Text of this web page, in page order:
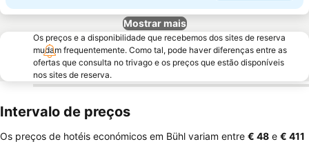
Mostrar mais
Os preços e a disponibilidade que recebemos dos sites de reserva
mudam frequentemente. Como tal, pode haver diferenças entre as
ofertas que consulta no trivago e os preços que estão disponíveis
nos sites de reserva.
Intervalo de preços
Os preços de hotéis económicos em Bühl variam entre ‎€ 48 e ‎€ 411